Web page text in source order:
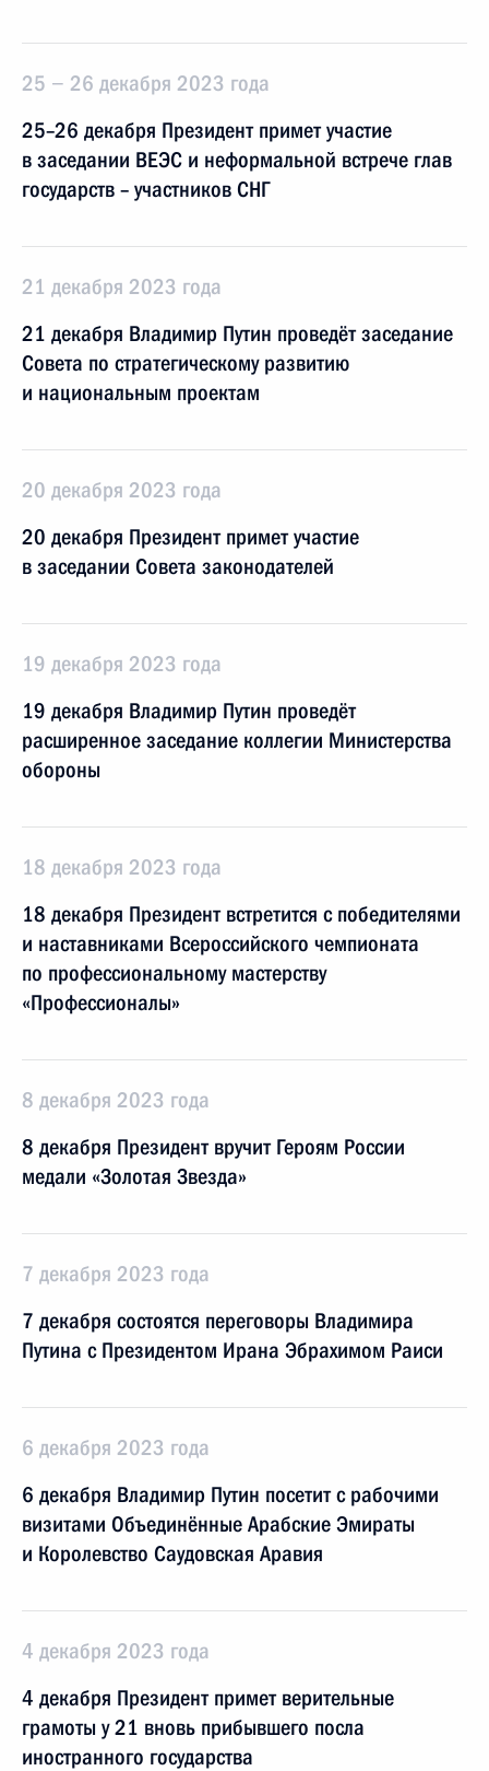
25 − 26 декабря 2023 года
25–26 декабря Президент примет участие
в заседании ВЕЭС и неформальной встрече глав
государств – участников СНГ
21 декабря 2023 года
21 декабря Владимир Путин проведёт заседание
Совета по стратегическому развитию
и национальным проектам
20 декабря 2023 года
20 декабря Президент примет участие
в заседании Совета законодателей
19 декабря 2023 года
19 декабря Владимир Путин проведёт
расширенное заседание коллегии Министерства
обороны
18 декабря 2023 года
18 декабря Президент встретится с победителями
и наставниками Всероссийского чемпионата
по профессиональному мастерству
«Профессионалы»
8 декабря 2023 года
8 декабря Президент вручит Героям России
медали «Золотая Звезда»
7 декабря 2023 года
7 декабря состоятся переговоры Владимира
Путина с Президентом Ирана Эбрахимом Раиси
6 декабря 2023 года
6 декабря Владимир Путин посетит с рабочими
визитами Объединённые Арабские Эмираты
и Королевство Саудовская Аравия
4 декабря 2023 года
4 декабря Президент примет верительные
грамоты у 21 вновь прибывшего посла
иностранного государства